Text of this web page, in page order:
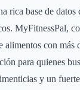
rica base de datos
MyFitnessPal,
alimentos con más
para quienes
y un